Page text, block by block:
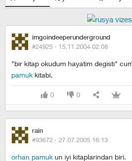
imgoindeeperunderground
#24925 · 15.11.2004 02:08
"bir kitap okudum hayatim degisti"
pamuk kitabi.
0 0
rain
#93672 · 27.07.2005 16:13
orhan pamuk un iyi kitaplarindan biri.